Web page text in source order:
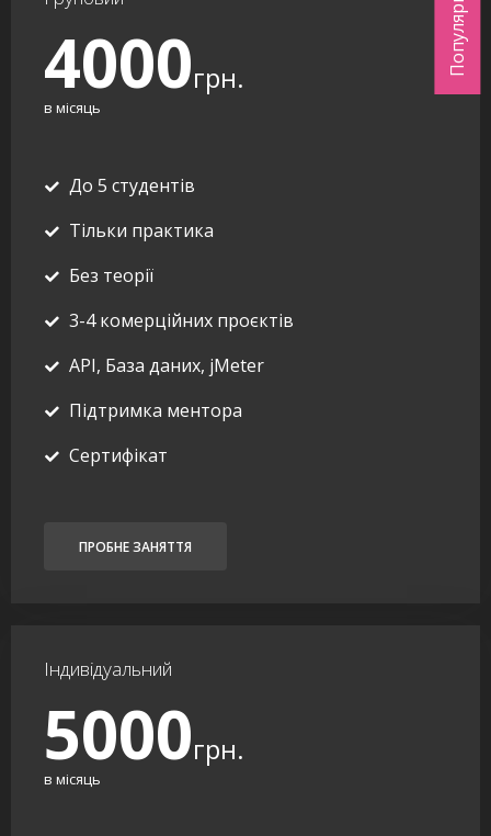
Популярний
4000грн.
в місяць
До 5 студентів
Тільки практика
Без теорії
3-4 комерційних проєктів
API, База даних, jMeter
Підтримка ментора
Сертифікат
ПРОБНЕ ЗАНЯТТЯ
Індивідуальний
5000грн.
в місяць